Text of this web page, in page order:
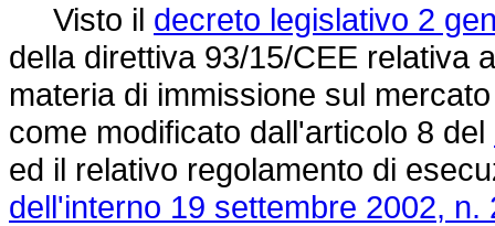
Visto il decreto legislativo 2
della direttiva 93/15/CEE relativa
materia di immissione sul
come modificato dall'articolo 8 del
ed il relativo regolamento di
dell'interno 19 settembre 2002, n.